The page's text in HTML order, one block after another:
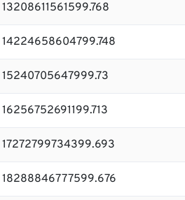
13208611561599.768
14224658604799.748
15240705647999.73
16256752691199.713
17272799734399.693
18288846777599.676